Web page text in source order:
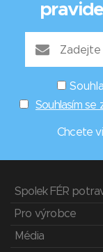
Souhlasím se
Chcete
Spolek FÉR
Pro výrobce
Média